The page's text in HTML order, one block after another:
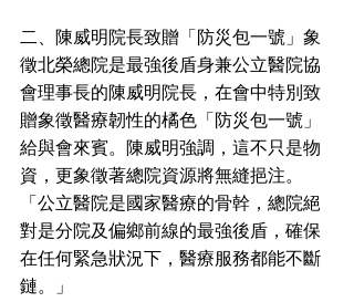
二、陳威明院長致贈「防災包一號」象
徵北榮總院是最強後盾身兼公立醫院協
會理事長的陳威明院長，在會中特別致
贈象徵醫療韌性的橘色「防災包一號」
給與會來賓。陳威明強調，這不只是物
資，更象徵著總院資源將無縫挹注。
「公立醫院是國家醫療的骨幹，總院絕
對是分院及偏鄉前線的最強後盾，確保
在任何緊急狀況下，醫療服務都能不斷
鏈。」